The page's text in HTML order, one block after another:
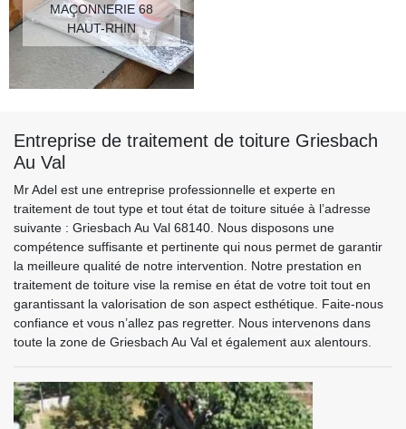
MAÇONNERIE 68
HAUT-RHIN
Entreprise de traitement de toiture Griesbach
Au Val
Mr Adel est une entreprise professionnelle et experte en
traitement de tout type et tout état de toiture située à l’adresse
suivante : Griesbach Au Val 68140. Nous disposons une
compétence suffisante et pertinente qui nous permet de garantir
la meilleure qualité de notre intervention. Notre prestation en
traitement de toiture vise la remise en état de votre toit tout en
garantissant la valorisation de son aspect esthétique. Faite-nous
confiance et vous n’allez pas regretter. Nous intervenons dans
toute la zone de Griesbach Au Val et également aux alentours.